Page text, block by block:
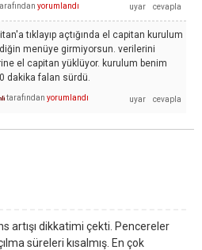
yorumlandı
tıklayıp açtığında el capitan kurulum
menüye girmiyorsun. verilerini
el capitan yüklüyor. kurulum benim
dakika falan sürdü.
tarafından yorumlandı
artışı dikkatimi çekti. Pencereler
süreleri kısalmış. En çok